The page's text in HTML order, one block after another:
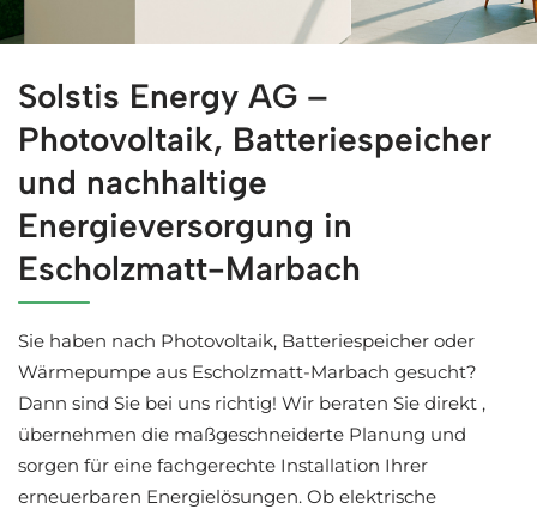
Solstis Energy AG –
Photovoltaik, Batteriespeicher
und nachhaltige
Energieversorgung in
Escholzmatt-Marbach
Sie haben nach Photovoltaik, Batteriespeicher oder
Wärmepumpe aus Escholzmatt-Marbach gesucht?
Dann sind Sie bei uns richtig! Wir beraten Sie direkt ,
übernehmen die maßgeschneiderte Planung und
sorgen für eine fachgerechte Installation Ihrer
erneuerbaren Energielösungen. Ob elektrische